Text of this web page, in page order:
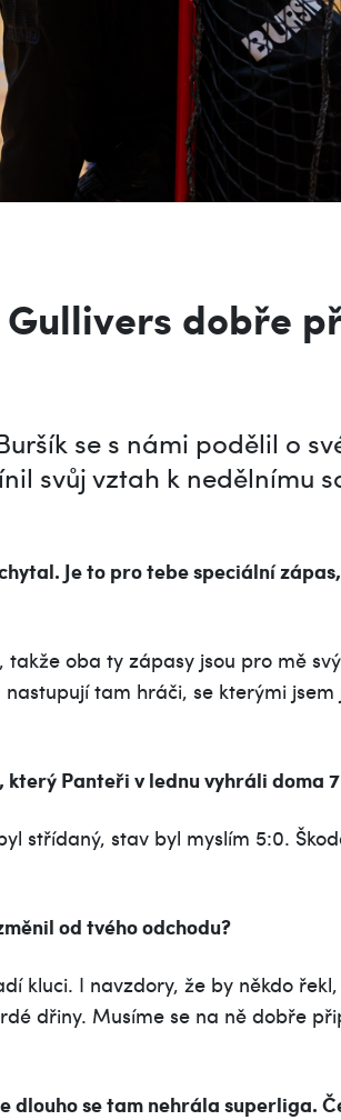
Gullivers dobře
se s námi podělil o
svůj vztah k nedělnímu
Je to pro tebe speciální
oba ty zápasy jsou pro mě
tam hráči, se kterými jsem
který Panteři v lednu vyhráli doma
střídaný, stav byl myslím 5:0.
od tvého odchodu?
kluci. I navzdory, že by někdo
dřiny. Musíme se na ně dobře
dlouho se tam nehrála superliga.